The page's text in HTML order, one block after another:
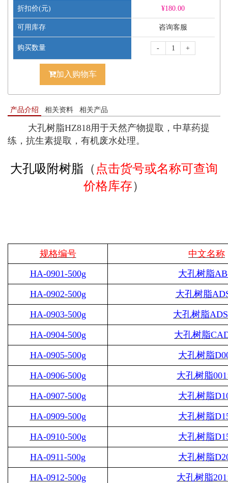
折扣价(元) ¥180.00
可用库存 咨询客服
购买数量 - +
加入购物车
产品介绍 相关资料 相关产品
大孔树脂HZ818用于天然产物提取，中草药提
练，抗生素提取，有机废水处理。
大孔吸附树脂 （ 点击货号或名称可查询
价格库存）
规格编号
中文名称
HA-0901-500g
大孔树脂
HA-0902-500g
大孔树脂
HA-0903-500g
大孔树脂
HA-0904-500g
大孔树脂
HA-0905-500g
大孔树脂
HA-0906-500g
大孔树脂
HA-0907-500g
大孔树脂
HA-0909-500g
大孔树脂
HA-0910-500g
大孔树脂
HA-0911-500g
大孔树脂
HA-0912-500g
大孔树脂